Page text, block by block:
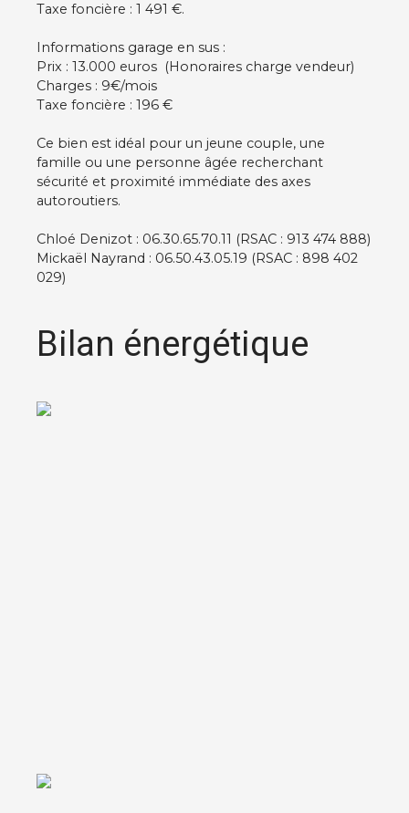
Taxe foncière : 1 491 €.
Informations garage en sus :
Prix : 13.000 euros (Honoraires charge vendeur)
Charges : 9€/mois
Taxe foncière : 196 €
Ce bien est idéal pour un jeune couple, une
famille ou une personne âgée recherchant
sécurité et proximité immédiate des axes
autoroutiers.
Chloé Denizot : 06.30.65.70.11 (RSAC : 913 474 888)
Mickaël Nayrand : 06.50.43.05.19 (RSAC : 898 402
029)
Bilan énergétique